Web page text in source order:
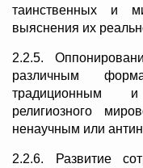
таинственных и
выяснения их
2.2.5.
различным
традиционным
религиозного
ненаучным или
2.2.6. Развитие